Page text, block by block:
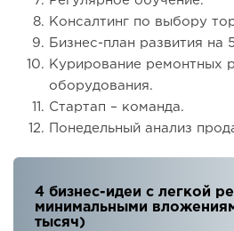
Консалтинг по выбору
Бизнес-план развития на
Курирование ремонтных
оборудования.
Стартап – команда.
Понедельный анализ
4 бизнес-идеи с легкой
минимальными
тысяч)